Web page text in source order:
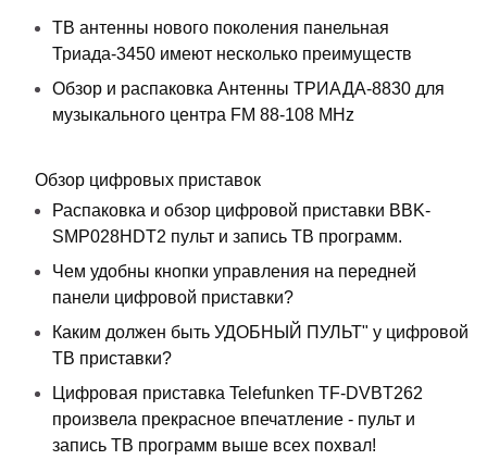
ТВ антенны нового поколения панельная
Триада-3450 имеют несколько преимуществ
Обзор и распаковка Антенны ТРИАДА-8830 для
музыкального центра FM 88-108 MHz
Обзор цифровых приставок
Распаковка и обзор цифровой приставки BBK-
SMP028HDT2 пульт и запись ТВ программ.
Чем удобны кнопки управления на передней
панели цифровой приставки?
Каким должен быть УДОБНЫЙ ПУЛЬТ" у цифровой
ТВ приставки?
Цифровая приставка Telefunken TF-DVBT262
произвела прекрасное впечатление - пульт и
запись ТВ программ выше всех похвал!